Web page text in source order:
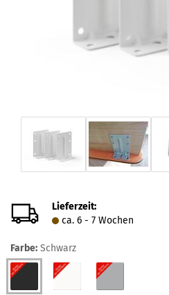
Lieferzeit:
ca. 6 - 7 Wochen
Farbe: Schwarz